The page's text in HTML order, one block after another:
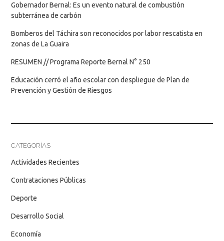
Gobernador Bernal: Es un evento natural de combustión
subterránea de carbón
Bomberos del Táchira son reconocidos por labor rescatista en
zonas de La Guaira
RESUMEN // Programa Reporte Bernal N° 250
Educación cerró el año escolar con despliegue de Plan de
Prevención y Gestión de Riesgos
CATEGORÍAS
Actividades Recientes
Contrataciones Públicas
Deporte
Desarrollo Social
Economía